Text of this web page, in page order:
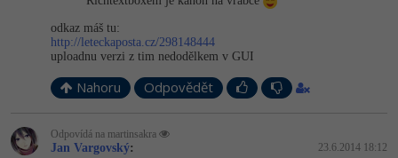
odkaz máš tu:
http://leteckaposta.cz/298148444
uploadnu verzi z tim nedodělkem v GUI
Nahoru Odpovědět
Odpovídá na martinsakra
Jan Vargovský: 23.6.2014 18:12